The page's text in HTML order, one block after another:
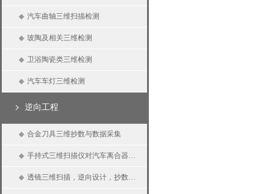
◆ 汽车曲轴三维扫描检测
◆ 玻陶及相关三维检测
◆ 卫浴陶瓷类三维检测
◆ 汽车车灯三维检测
逆向工程
◆ 合金刀具三维抄数与数据采集
◆ 手持式三维扫描仪对汽车离合器三维扫描、逆向抄数、三维测量
◆ 透镜三维扫描，逆向设计，抄数设计